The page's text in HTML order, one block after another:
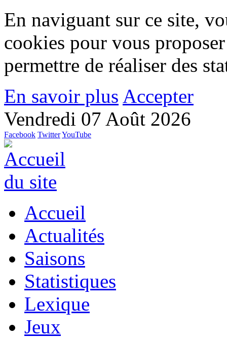
En naviguant sur ce site,
cookies pour vous
permettre de réaliser des
En savoir plus Accepter
Vendredi 07 Août 2026
Facebook TwitterYouTube
Accueil
Actualités
Saisons
Statistiques
Lexique
Jeux